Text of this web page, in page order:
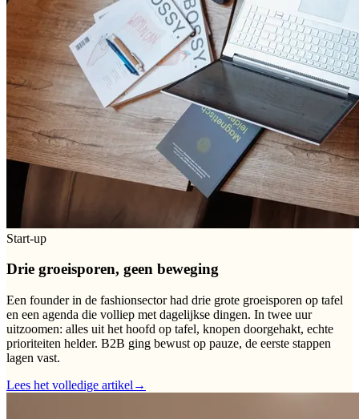
Start-up
Drie groeisporen, geen beweging
Een founder in de fashionsector had drie grote groeisporen op tafel
en een agenda die volliep met dagelijkse dingen. In twee uur
uitzoomen: alles uit het hoofd op tafel, knopen doorgehakt, echte
prioriteiten helder. B2B ging bewust op pauze, de eerste stappen
lagen vast.
Lees het volledige artikel →